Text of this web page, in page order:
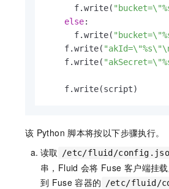
      f.write(
else:
      f.write(
    f.write(
    f.write(
    f.write(script)
该 Python 脚本将按以下步骤执行。
读取
/etc/fluid/
串，Fluid 会将 Fuse 客户端挂
到 Fuse 容器的 /etc/fluid/